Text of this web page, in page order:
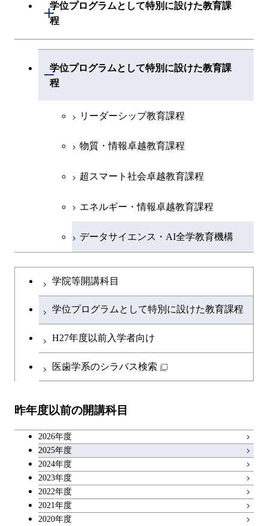
学位プログラムとして特別に設けた教育課
程
開閉
(学士)
学位プログラムとして特別に設けた教育課
程
開閉
リーダーシップ教育課程
物質・情報卓越教育課程
超スマート社会卓越教育課程
エネルギー・情報卓越教育課程
データサイエンス・AI全学教育機構
学院等開講科目
学位プログラムとして特別に設けた教育課程
H27年度以前入学者向け
医歯学系のシラバス検索
昨年度以前の開講科目
2026年度
2025年度
2024年度
2023年度
2022年度
2021年度
2020年度